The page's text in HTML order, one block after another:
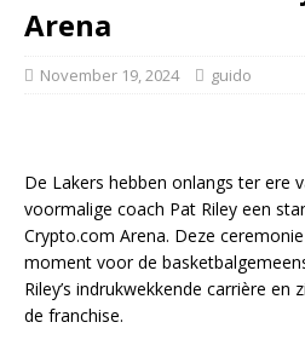
Arena
November 19, 2024 guido
De Lakers hebben onlangs ter ere
voormalige coach Pat Riley een
Crypto.com Arena. Deze
moment voor de
Riley’s indrukwekkende carrière en
de franchise.